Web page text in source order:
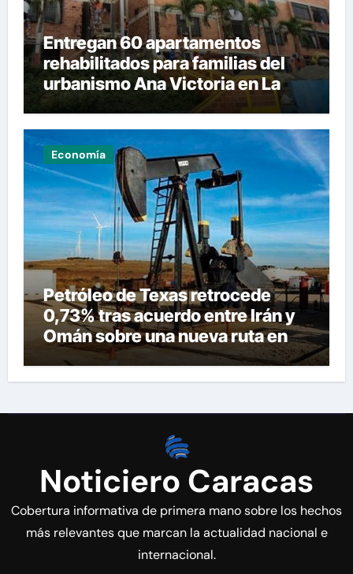
Entregan 60 apartamentos
rehabilitados para familias del
urbanismo Ana Victoria en La
Guaira
Economía
Petróleo de Texas retrocede
0,73% tras acuerdo entre Irán y
Omán sobre una nueva ruta en
Ormuz
Noticiero Caracas
Cobertura informativa de primera mano sobre los hechos
más relevantes que marcan la actualidad nacional e
internacional.